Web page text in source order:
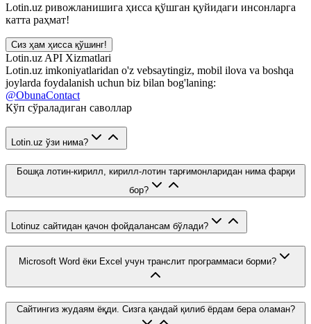
Lotin.uz ривожланишига ҳисса қўшган қуйидаги инсонларга
катта раҳмат!
Сиз ҳам ҳисса қўшинг!
Lotin.uz API Xizmatlari
Lotin.uz imkoniyatlaridan o'z vebsaytingiz, mobil ilova va boshqa
joylarda foydalanish uchun biz bilan bog'laning:
@ObunaContact
Кўп сўраладиган саволлар
Lotin.uz ўзи нима?
Бошқа лотин-кирилл, кирилл-лотин тарғимонларидан нима фарқи
бор?
Lotinuz сайтидан қачон фойдалансам бўлади?
Microsoft Word ёки Excel учун транслит программаси борми?
Сайтингиз жудаям ёқди. Сизга қандай қилиб ёрдам бера оламан?